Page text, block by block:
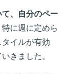
、自分のペー
に週に定めら
イルが有効
きました。